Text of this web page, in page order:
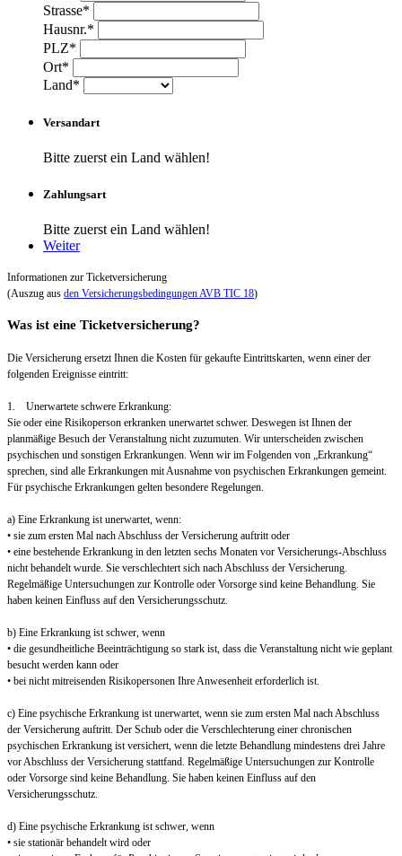
Strasse*
Hausnr.*
PLZ*
Ort*
Land*
Versandart
Bitte zuerst ein Land wählen!
Zahlungsart
Bitte zuerst ein Land wählen!
Weiter
Informationen zur Ticketversicherung
(Auszug aus den Versicherungsbedingungen AVB TIC 18)
Was ist eine Ticketversicherung?
Die Versicherung ersetzt Ihnen die Kosten für gekaufte Eintrittskarten, wenn einer der
folgenden Ereignisse eintritt:
1. Unerwartete schwere Erkrankung:
Sie oder eine Risikoperson erkranken unerwartet schwer. Deswegen ist Ihnen der
planmäßige Besuch der Veranstaltung nicht zuzumuten. Wir unterscheiden zwischen
psychischen und sonstigen Erkrankungen. Wenn wir im Folgenden von „Erkrankung“
sprechen, sind alle Erkrankungen mit Ausnahme von psychischen Erkrankungen gemeint.
Für psychische Erkrankungen gelten besondere Regelungen.
a) Eine Erkrankung ist unerwartet, wenn:
• sie zum ersten Mal nach Abschluss der Versicherung auftritt oder
• eine bestehende Erkrankung in den letzten sechs Monaten vor Versicherungs-Abschluss
nicht behandelt wurde. Sie verschlechtert sich nach Abschluss der Versicherung.
Regelmäßige Untersuchungen zur Kontrolle oder Vorsorge sind keine Behandlung. Sie
haben keinen Einfluss auf den Versicherungsschutz.
b) Eine Erkrankung ist schwer, wenn
• die gesundheitliche Beeinträchtigung so stark ist, dass die Veranstaltung nicht wie geplant
besucht werden kann oder
• bei nicht mitreisenden Risikopersonen Ihre Anwesenheit erforderlich ist.
c) Eine psychische Erkrankung ist unerwartet, wenn sie zum ersten Mal nach Abschluss
der Versicherung auftritt. Der Schub oder die Verschlechterung einer chronischen
psychischen Erkrankung ist versichert, wenn die letzte Behandlung mindestens drei Jahre
vor Abschluss der Versicherung stattfand. Regelmäßige Untersuchungen zur Kontrolle
oder Vorsorge sind keine Behandlung. Sie haben keinen Einfluss auf den
Versicherungsschutz.
d) Eine psychische Erkrankung ist schwer, wenn
• sie stationär behandelt wird oder